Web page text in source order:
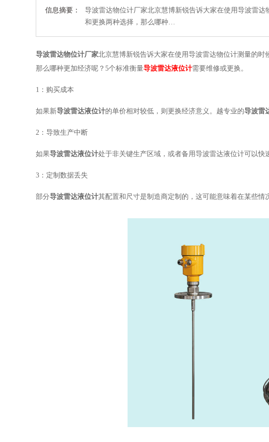
信息摘要：
导波雷达物位计厂家北京慧博新锐告诉大家在使用导波雷
和更换两种选择，那么哪种…
导波雷达物位计厂家北京慧博新锐告诉大家在使用导波雷达物位计测量的时
那么哪种更加经济呢？ 5个标准衡量导波雷达液位计需要维修或更换。
1：购买成本
如果新导波雷达液位计的单价相对较低，则更换经济意义。越专业的导波雷
2：导致生产中断
如果导波雷达液位计处于非关键生产区域，或者备用导波雷达液位计可以快
3：定制数据丢失
部分导波雷达液位计其配置和尺寸是制造商定制的，这可能意味着在某些情